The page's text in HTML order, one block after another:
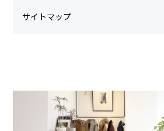
サイトマップ